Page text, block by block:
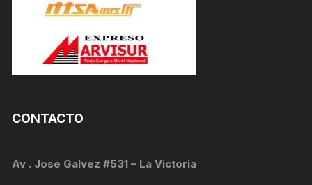
CONTACTO
Av . Jose Galvez #531 – La Victoria